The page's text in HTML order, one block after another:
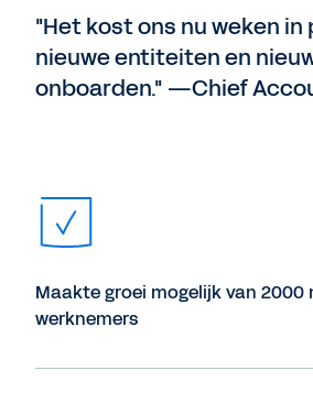
"Het kost ons nu weken
nieuwe entiteiten en
onboarden." —Chief
Maakte groei mogelijk van 2000
werknemers